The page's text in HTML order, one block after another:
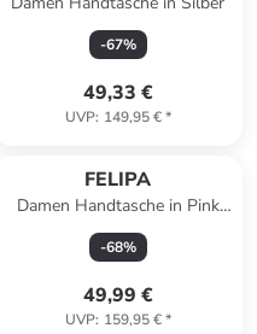
-67%
49,33 €
UVP: 149,95 €*
FELIPA
Damen Handtasche in Pink
Mehrfarbig
-68%
49,99 €
UVP: 159,95 €*